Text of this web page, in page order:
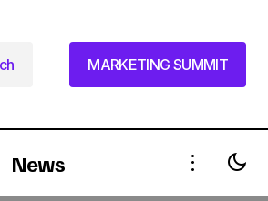
MARKETING SUMMIT
MARKETING SUMMIT
News